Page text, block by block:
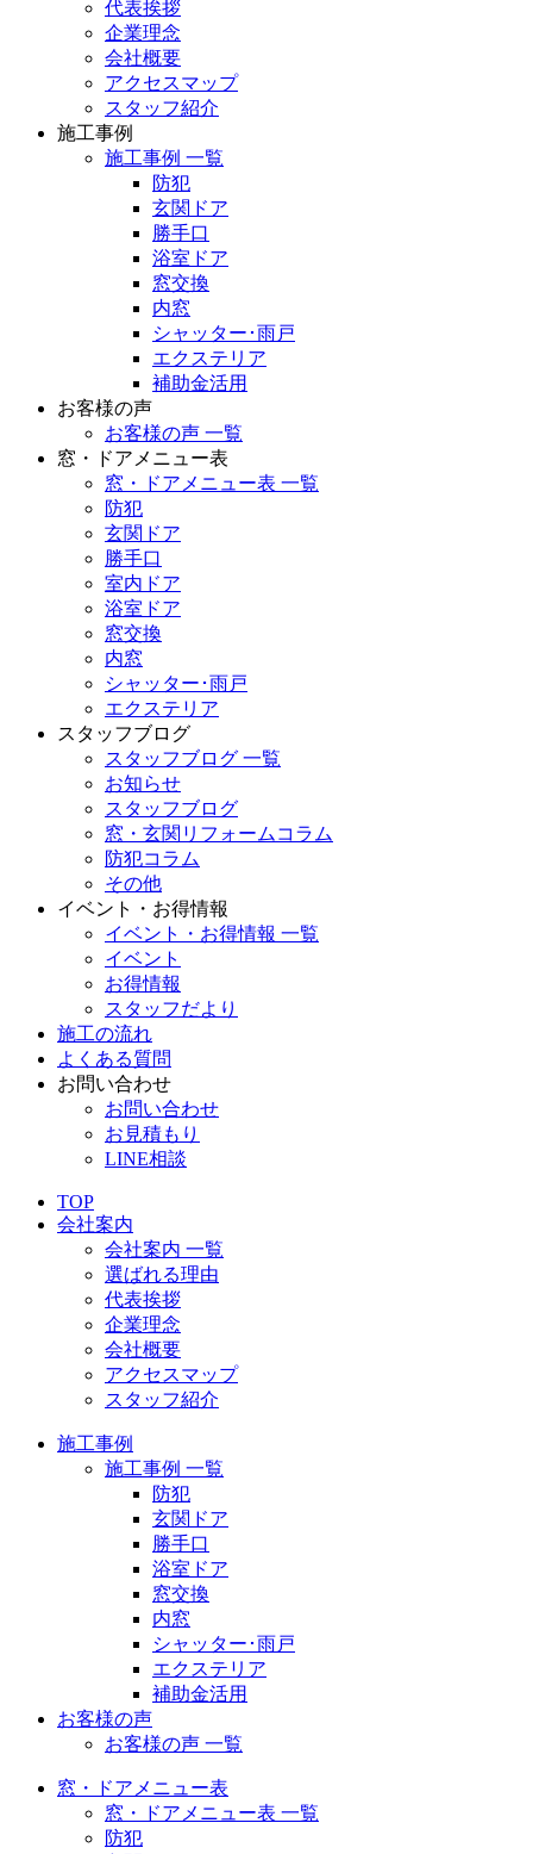
代表挨拶
企業理念
会社概要
アクセスマップ
スタッフ紹介
施工事例
施工事例 一覧
防犯
玄関ドア
勝手口
浴室ドア
窓交換
内窓
シャッター･雨戸
エクステリア
補助金活用
お客様の声
お客様の声 一覧
窓・ドアメニュー表
窓・ドアメニュー表 一覧
防犯
玄関ドア
勝手口
室内ドア
浴室ドア
窓交換
内窓
シャッター･雨戸
エクステリア
スタッフブログ
スタッフブログ 一覧
お知らせ
スタッフブログ
窓・玄関リフォームコラム
防犯コラム
その他
イベント・お得情報
イベント・お得情報 一覧
イベント
お得情報
スタッフだより
施工の流れ
よくある質問
お問い合わせ
お問い合わせ
お見積もり
LINE相談
TOP
会社案内
会社案内 一覧
選ばれる理由
代表挨拶
企業理念
会社概要
アクセスマップ
スタッフ紹介
施工事例
施工事例 一覧
防犯
玄関ドア
勝手口
浴室ドア
窓交換
内窓
シャッター･雨戸
エクステリア
補助金活用
お客様の声
お客様の声 一覧
窓・ドアメニュー表
窓・ドアメニュー表 一覧
防犯